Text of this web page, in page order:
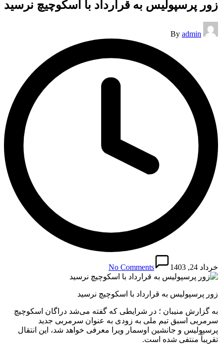
زور پرسپولیس به قرارداد با اسکوچیچ نرسید
Posted
by
By admin
خرداد 24, 1403 No Comments
زور پرسپولیس به قرارداد با اسکوچیچ نرسید
به گزارش منیبان ؛ در شرایطی که گفته می‌شد دراگان اسکوچیچ
سرمربی اسبق تیم ملی به زودی به عنوان سرمربی جدید
پرسپولیس و جانشین اوسمار ویرا معرفی خواهد شد، این انتقال
تقریباً منتفی شده است.